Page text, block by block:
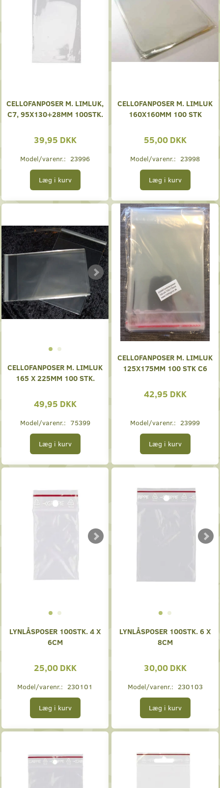
CELLOFANPOSER M. LIMLUK,
C7, 95X130+28MM 100STK.
39,95 DKK
Model/varenr.: 23996
Læg i kurv
CELLOFANPOSER M. LIMLUK
160X160MM 100 STK
55,00 DKK
Model/varenr.: 23998
Læg i kurv
CELLOFANPOSER M. LIMLUK
165 X 225MM 100 STK.
49,95 DKK
Model/varenr.: 75399
Læg i kurv
CELLOFANPOSER M. LIMLUK
125X175MM 100 STK C6
42,95 DKK
Model/varenr.: 23999
Læg i kurv
LYNLÅSPOSER 100STK. 4 X
6CM
25,00 DKK
Model/varenr.: 230101
Læg i kurv
LYNLÅSPOSER 100STK. 6 X
8CM
30,00 DKK
Model/varenr.: 230103
Læg i kurv